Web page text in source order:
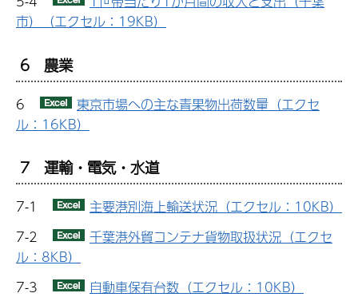
市）（エクセル：19KB）
6 農業
6
東京市場への主な青果物出荷数量（エクセ
ル：16KB）
7 運輸・電気・水道
7-1
主要港別海上輸送状況（エクセル：10KB）
7-2
千葉港外貿コンテナ貨物取扱状況（エクセ
ル：8KB）
7-3
自動車保有台数（エクセル：10KB）